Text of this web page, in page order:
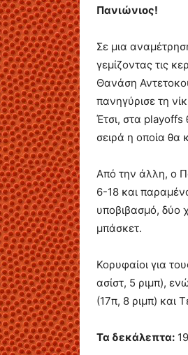
Πανιώνιος!
Σε μια
γεμίζοντας τις
Θανάση
πανηγύρισε τη
Έτσι, στα playoffs
σειρά η οποία θα
Από την άλλη, ο
6-18 και
υποβιβασμό, δύο
μπάσκετ.
Κορυφαίοι για
ασίστ, 5 ριμπ),
(17π, 8 ριμπ) και
Τα δεκάλεπτα: